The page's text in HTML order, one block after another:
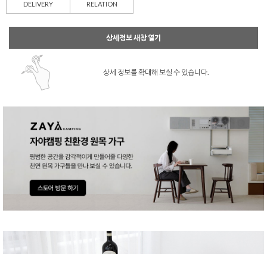
DELIVERY RELATION
상세정보 새창 열기
상세 정보를 확대해 보실 수 있습니다.